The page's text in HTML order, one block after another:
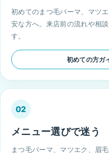
初めてのまつ毛パーマ、マツ
安な方へ。来店前の流れや相
す。
初めての方ガ
02
メニュー選びで迷う
まつ毛パーマ、マツエク、眉